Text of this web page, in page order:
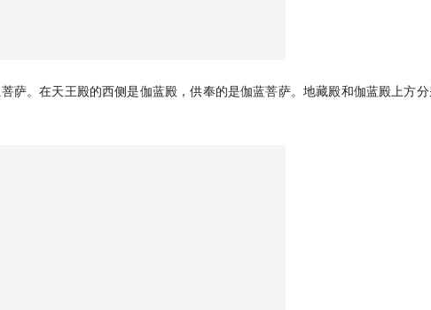
萨。在天王殿的西侧是伽蓝殿，供奉的是伽蓝菩萨。地藏殿和伽蓝殿上方